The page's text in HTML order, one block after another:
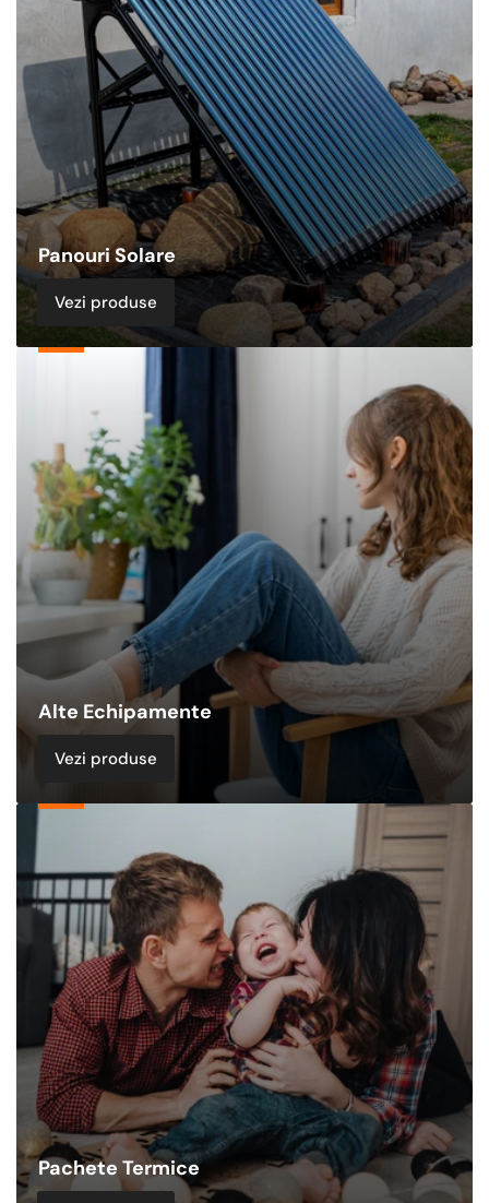
Panouri Solare
Vezi produse
Alte
Alte Echipamente
Vezi produse
Pachete
Termice
Pachete Termice